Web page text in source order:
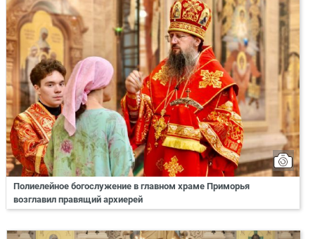
Полиелейное богослужение в главном храме Приморья
возглавил правящий архиерей